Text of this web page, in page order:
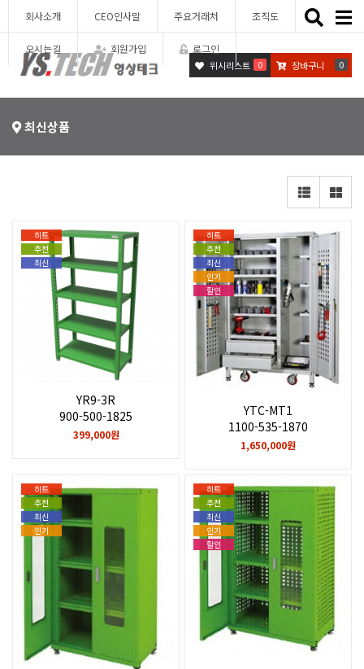
회사소개 CEO인사말 주요거래처 조직도
오시는길 회원가입 로그인
Toggle
위시리스트 0 장바구니 0
최신상품
히트
추천
최신
YR9-3R
900-500-1825
399,000원
히트
추천
최신
인기
할인
YTC-MT1
1100-535-1870
1,650,000원
히트
추천
최신
인기
히트
추천
최신
인기
할인